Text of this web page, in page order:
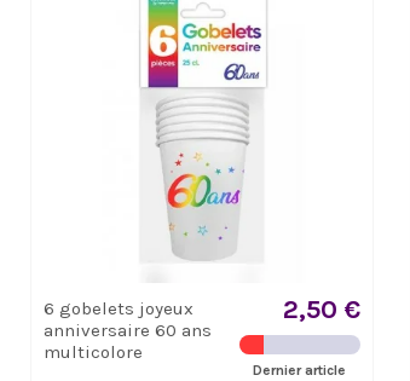
6 gobelets joyeux
anniversaire 60 ans
multicolore
2,50 €
Dernier article